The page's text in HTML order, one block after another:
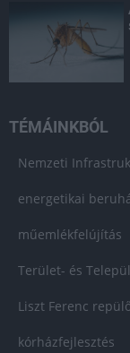
TÉMÁINKBÓL
Nemzeti
energetikai
műemlékfelújítás
Terület- és
Liszt Ferenc
kórházfejlesztés